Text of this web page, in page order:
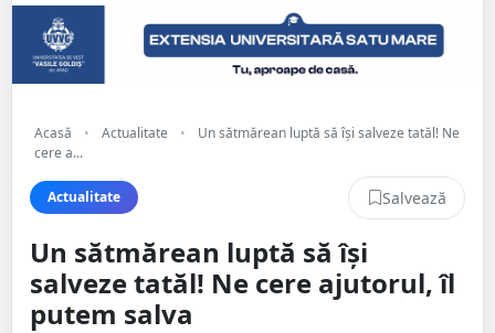
Acasă • Actualitate •
Un sătmărean luptă să își salveze tatăl! Ne
cere a...
Actualitate Salvează
Un sătmărean luptă să își
salveze tatăl! Ne cere ajutorul, îl
putem salva